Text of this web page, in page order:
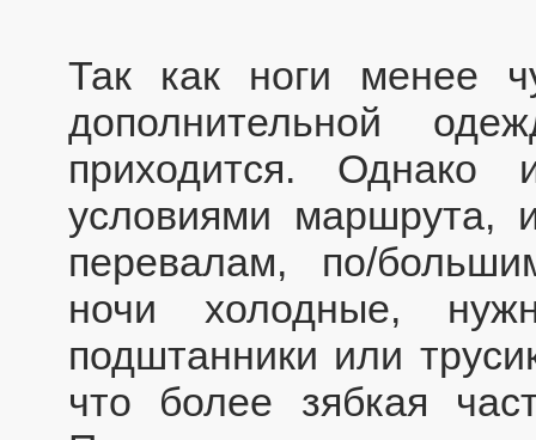
Так как ноги менее
дополнительной
приходится. Однако
условиями
перевалам, по/
ночи холодные,
подштанники или
что более зябкая